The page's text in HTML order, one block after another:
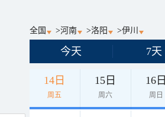
全国 >河南 >洛阳 >伊川
今天 7天
14日
周五
15日
周六
16日
周日